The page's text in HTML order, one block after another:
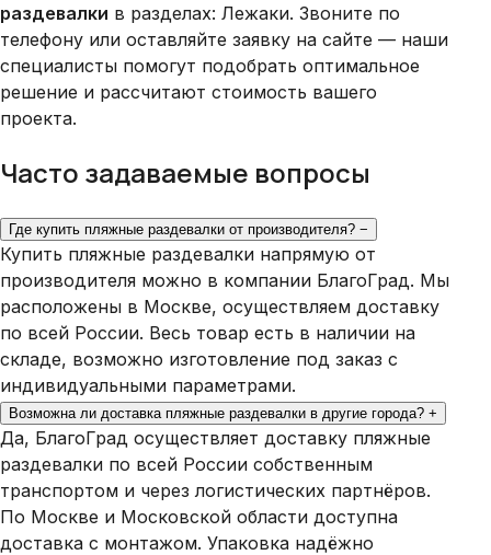
раздевалки в разделах: Лежаки. Звоните по
телефону или оставляйте заявку на сайте — наши
специалисты помогут подобрать оптимальное
решение и рассчитают стоимость вашего
проекта.
Часто задаваемые вопросы
Где купить пляжные раздевалки от производителя? −
Купить пляжные раздевалки напрямую от
производителя можно в компании БлагоГрад. Мы
расположены в Москве, осуществляем доставку
по всей России. Весь товар есть в наличии на
складе, возможно изготовление под заказ с
индивидуальными параметрами.
Возможна ли доставка пляжные раздевалки в другие города? +
Да, БлагоГрад осуществляет доставку пляжные
раздевалки по всей России собственным
транспортом и через логистических партнёров.
По Москве и Московской области доступна
доставка с монтажом. Упаковка надёжно